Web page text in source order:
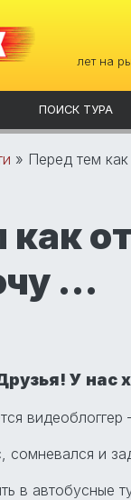
лет на
ПОИСК ТУРА
» Перед тем
…
У нас
сомневался и
в автобусные